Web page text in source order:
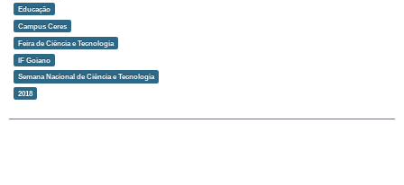
Educação
Campus Ceres
Feira de Ciência e Tecnologia
IF Goiano
Semana Nacional de Ciência e Tecnologia
2018